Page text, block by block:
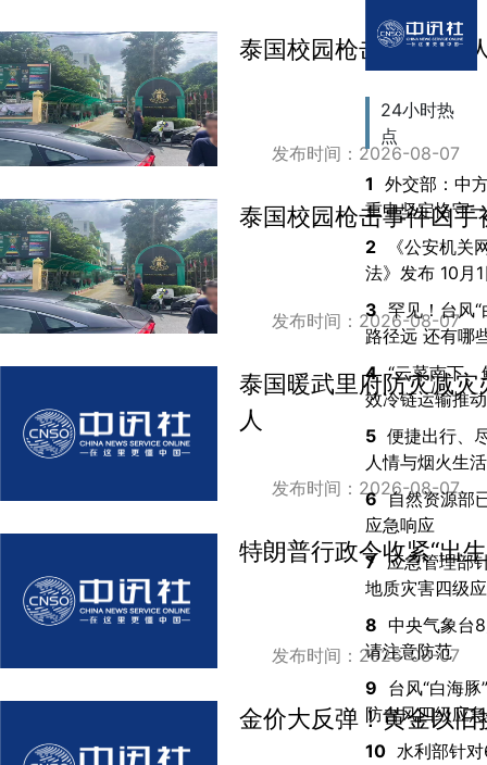
泰国校园枪击案已致2
发布时间：2026-08-07
泰国校园枪击事件凶
发布时间：2026-08-07
泰国暖武里府防灾减
人
发布时间：2026-08-07
特朗普行政令收紧“出
发布时间：2026-08-07
金价大反弹！黄金以
24小时热
点
1 外交部：中
重申坚定恪守
2
《公安机关
法》发布 10月
3 罕见！台风
路径远 还有哪
4 “云菜南下
效冷链运输推
5 便捷出行、
人情与烟火生
6 自然资源部
应急响应
7 应急管理部
地质灾害四级
8 中央气象台
请注意防范
9 台风“白海
防台风四级应
10 水利部针